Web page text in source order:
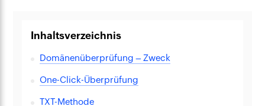
Inhaltsverzeichnis
Domänenüberprüfung – Zweck
One-Click-Überprüfung
TXT-Methode